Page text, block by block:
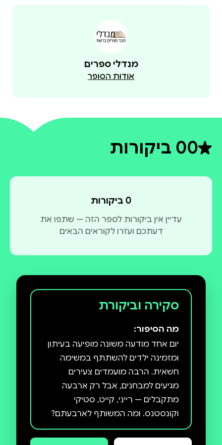
מנדלי ספרים
אודות הסופר
0דירוג ממוצע 0 מתוך 5
0 ביקורות
0 ביקורות
עדיין אין ביקורות לספר הזה — שתפו את
דעתכם ועזרו לקוראים הבאים
סקירה וביקורת
מה הסיפור:
יום אחד מודעה משונה מופיעה בעיתון
ומזמינה ילדים להשתתף במשימה
חשאית. הרבה מועמדים צעירים
מגיעים למבחנים, אבל רק ארבעה
מתקבלים — רייני, קייט, סטיקי
וקונסטנס. ומה המשותף לארבעתם?
הם ישרים, הם חכמים והם יתומים!
עכשיו הם נכנסים למכון הלימודים